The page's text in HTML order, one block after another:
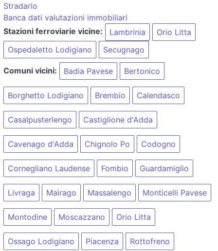
Stradario
Banca dati valutazioni immobiliari
Stazioni ferroviarie vicine:
Lambrinia
Orio Litta
Ospedaletto Lodigiano
Secugnago
Comuni vicini: Badia Pavese Bertonico
Borghetto Lodigiano Brembio Calendasco
Casalpusterlengo Castiglione d'Adda
Cavenago d'Adda Chignolo Po Codogno
Cornegliano Laudense Fombio Guardamiglio
Livraga Mairago Massalengo Monticelli Pavese
Montodine Moscazzano Orio Litta
Ossago Lodigiano Piacenza Rottofreno